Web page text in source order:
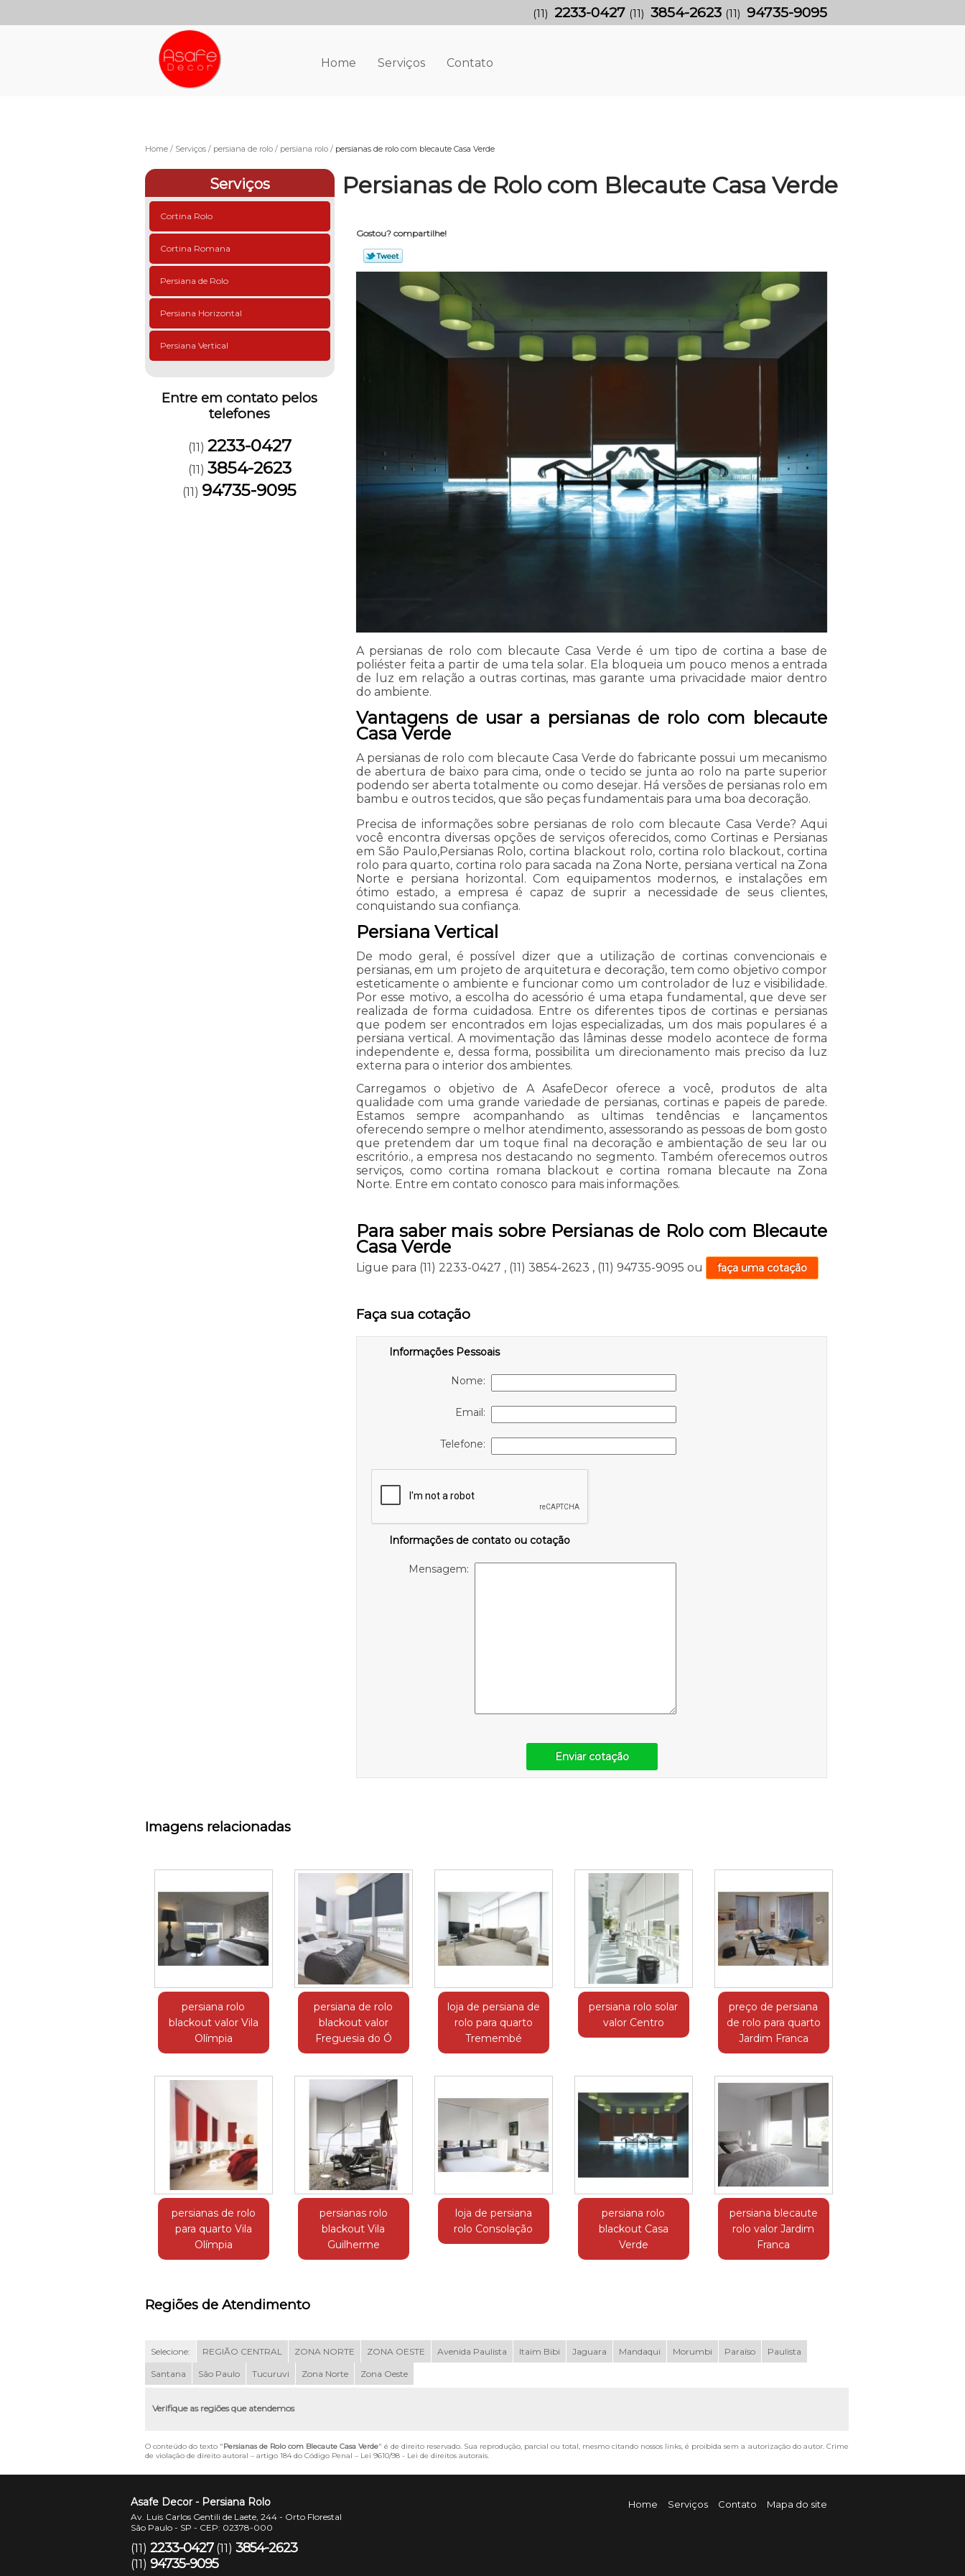
Home Serviços Contato
(11) 2233-0427 (11) 3854-2623 (11) 94735-9095
Home Serviços persiana de rolo persiana rolo persianas de rolo com blecaute Casa Verde
Serviços
Cortina Rolo
Cortina Romana
Persiana de Rolo
Persiana Horizontal
Persiana Vertical
Entre em contato pelos
telefones
(11) 2233-0427
(11) 3854-2623
(11) 94735-9095
Persianas de Rolo com Blecaute Casa Verde
Gostou? compartilhe!
A persianas de rolo com blecaute Casa Verde é um tipo de cortina a base de
poliéster feita a partir de uma tela solar. Ela bloqueia um pouco menos a entrada
de luz em relação a outras cortinas, mas garante uma privacidade maior dentro
do ambiente.
Vantagens de usar a persianas de rolo com blecaute
Casa Verde
A persianas de rolo com blecaute Casa Verde do fabricante possui um mecanismo
de abertura de baixo para cima, onde o tecido se junta ao rolo na parte superior
podendo ser aberta totalmente ou como desejar. Há versões de persianas rolo em
bambu e outros tecidos, que são peças fundamentais para uma boa decoração.
Precisa de informações sobre persianas de rolo com blecaute Casa Verde? Aqui
você encontra diversas opções de serviços oferecidos, como Cortinas e Persianas
em São Paulo,Persianas Rolo, cortina blackout rolo, cortina rolo blackout, cortina
rolo para quarto, cortina rolo para sacada na Zona Norte, persiana vertical na Zona
Norte e persiana horizontal. Com equipamentos modernos, e instalações em
ótimo estado, a empresa é capaz de suprir a necessidade de seus clientes,
conquistando sua confiança.
Persiana Vertical
De modo geral, é possível dizer que a utilização de cortinas convencionais e
persianas, em um projeto de arquitetura e decoração, tem como objetivo compor
esteticamente o ambiente e funcionar como um controlador de luz e visibilidade.
Por esse motivo, a escolha do acessório é uma etapa fundamental, que deve ser
realizada de forma cuidadosa. Entre os diferentes tipos de cortinas e persianas
que podem ser encontrados em lojas especializadas, um dos mais populares é a
persiana vertical. A movimentação das lâminas desse modelo acontece de forma
independente e, dessa forma, possibilita um direcionamento mais preciso da luz
externa para o interior dos ambientes.
Carregamos o objetivo de A AsafeDecor oferece a você, produtos de alta
qualidade com uma grande variedade de persianas, cortinas e papeis de parede.
Estamos sempre acompanhando as ultimas tendências e lançamentos
oferecendo sempre o melhor atendimento, assessorando as pessoas de bom gosto
que pretendem dar um toque final na decoração e ambientação de seu lar ou
escritório., a empresa nos destacando no segmento. Também oferecemos outros
serviços, como cortina romana blackout e cortina romana blecaute na Zona
Norte. Entre em contato conosco para mais informações.
Para saber mais sobre Persianas de Rolo com Blecaute
Casa Verde
Ligue para (11) 2233-0427 , (11) 3854-2623 , (11) 94735-9095 ou faça uma cotação
Faça sua cotação
Informações Pessoais
Nome:
Email:
Telefone:
Informações de contato ou cotação
Mensagem:
Enviar cotação
Imagens relacionadas
persiana rolo
blackout valor Vila
Olímpia
persiana de rolo
blackout valor
Freguesia do Ó
loja de persiana de
rolo para quarto
Tremembé
persiana rolo solar
valor Centro
preço de persiana
de rolo para quarto
Jardim Franca
persianas de rolo
para quarto Vila
Olímpia
persianas rolo
blackout Vila
Guilherme
loja de persiana
rolo Consolação
persiana rolo
blackout Casa
Verde
persiana blecaute
rolo valor Jardim
Franca
Regiões de Atendimento
Selecione: REGIÃO CENTRAL ZONA NORTE ZONA OESTE Avenida Paulista Itaim Bibi Jaguara Mandaqui Morumbi Paraíso Paulista
Santana São Paulo Tucuruvi Zona Norte Zona Oeste
Verifique as regiões que atendemos
O conteúdo do texto "Persianas de Rolo com Blecaute Casa Verde" é de direito reservado. Sua reprodução, parcial ou total, mesmo citando nossos links, é proibida sem a autorização do autor. Crime
de violação de direito autoral – artigo 184 do Código Penal – Lei 9610/98 - Lei de direitos autorais.
Asafe Decor - Persiana Rolo
Av. Luis Carlos Gentili de Laete, 244 - Orto Florestal
São Paulo - SP - CEP: 02378-000
(11) 2233-0427 (11) 3854-2623
(11) 94735-9095
Home Serviços Contato Mapa do site